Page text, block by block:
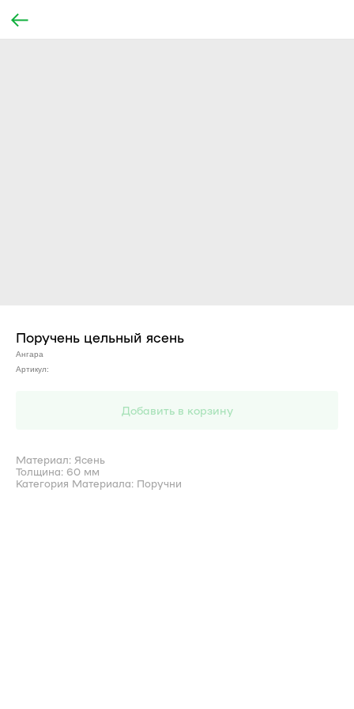
Поручень цельный ясень
Ангара
Артикул:
Добавить в корзину
Материал: Ясень
Толщина: 60 мм
Категория Материала: Поручни